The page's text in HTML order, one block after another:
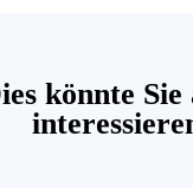
könnte Sie